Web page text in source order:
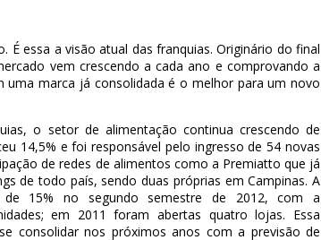
É essa a visão atual das franquias. Originário do final
vem crescendo a cada ano e comprovando a
marca já consolidada é o melhor para um novo
o setor de alimentação continua crescendo de
14,5% e foi responsável pelo ingresso de 54 novas
de redes de alimentos como a Premiatto que já
de todo país, sendo duas próprias em Campinas. A
15% no segundo semestre de 2012, com a
em 2011 foram abertas quatro lojas. Essa
consolidar nos próximos anos com a previsão de